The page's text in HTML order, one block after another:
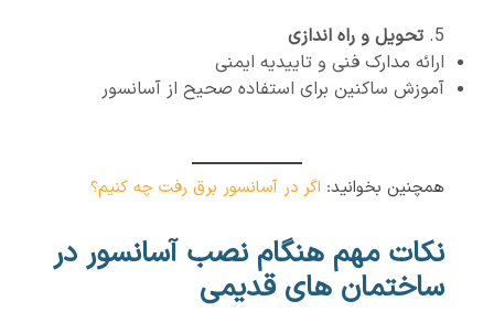
تحویل و راه اندازی
ارائه مدارک فنی و تاییدیه ایمنی
آموزش ساکنین برای استفاده صحیح از آسانسور
همچنین بخوانید: اگر در آسانسور برق رفت چه کنیم؟
نکات مهم هنگام نصب آسانسور در
ساختمان های قدیمی